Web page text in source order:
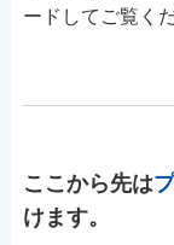
ードしてご覧
ここから先は
けます。